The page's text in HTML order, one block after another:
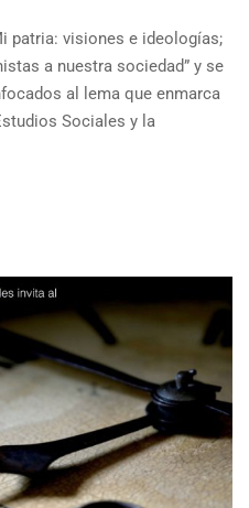
patria: visiones e ideologías;
a nuestra sociedad” y se
al lema que enmarca
Sociales y la